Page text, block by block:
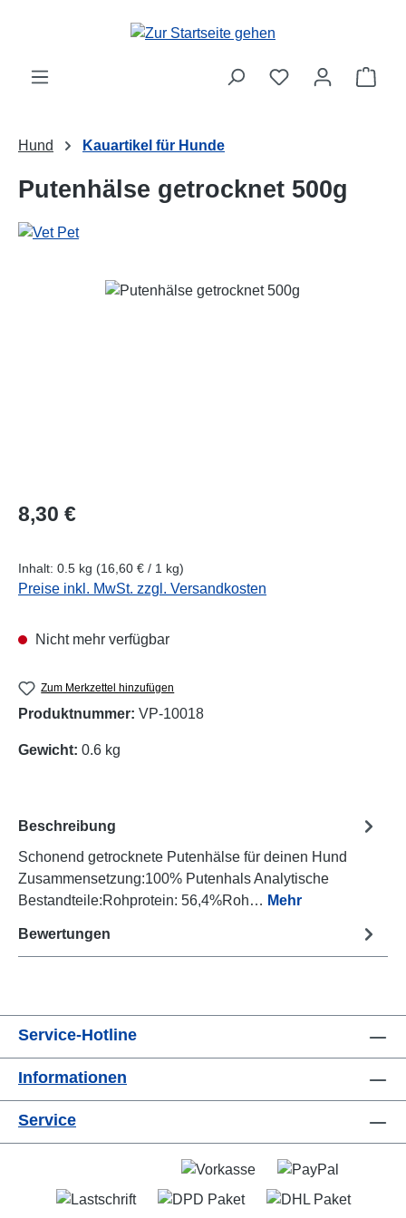
Zum Hauptinhalt springen
Hund Kauartikel für Hunde
Putenhälse getrocknet 500g
Bildergalerie überspringen
Regulärer Preis:
8,30 €
Inhalt: 0.5 kg (16,60 € / 1 kg)
Preise inkl. MwSt. zzgl. Versandkosten
Nicht mehr verfügbar
Zum Merkzettel hinzufügen
Produktnummer: VP-10018
Gewicht: 0.6 kg
Beschreibung
Schonend getrocknete Putenhälse für deinen Hund
Zusammensetzung:100% Putenhals Analytische
Bestandteile:Rohprotein: 56,4%Roh… Mehr
Bewertungen
Service-Hotline
Informationen
Service